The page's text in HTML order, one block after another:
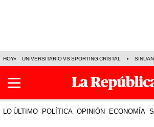
HOY UNIVERSITARIO VS SPORTING CRISTAL
LO ÚLTIMO POLÍTICA OPINIÓN ECONOMÍA